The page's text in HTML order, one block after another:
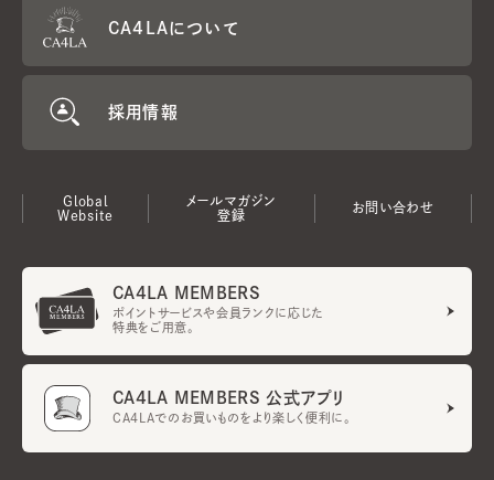
CA4LAについて
採用情報
Global
Website
メールマガジン
登録
お問い合わせ
CA4LA MEMBERS
ポイントサービスや会員ランクに応じた
特典をご用意。
CA4LA MEMBERS 公式アプリ
CA4LAでのお買いものをより楽しく便利に。